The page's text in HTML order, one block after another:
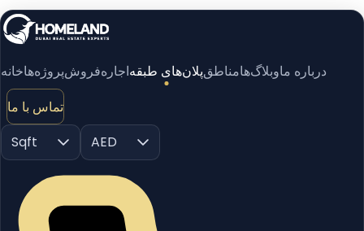
خانهپروژه‌هافروشاجارهپلان‌های طبقهمناطقوبلاگ‌هادرباره ما
تماس با ما
Sqft
AED